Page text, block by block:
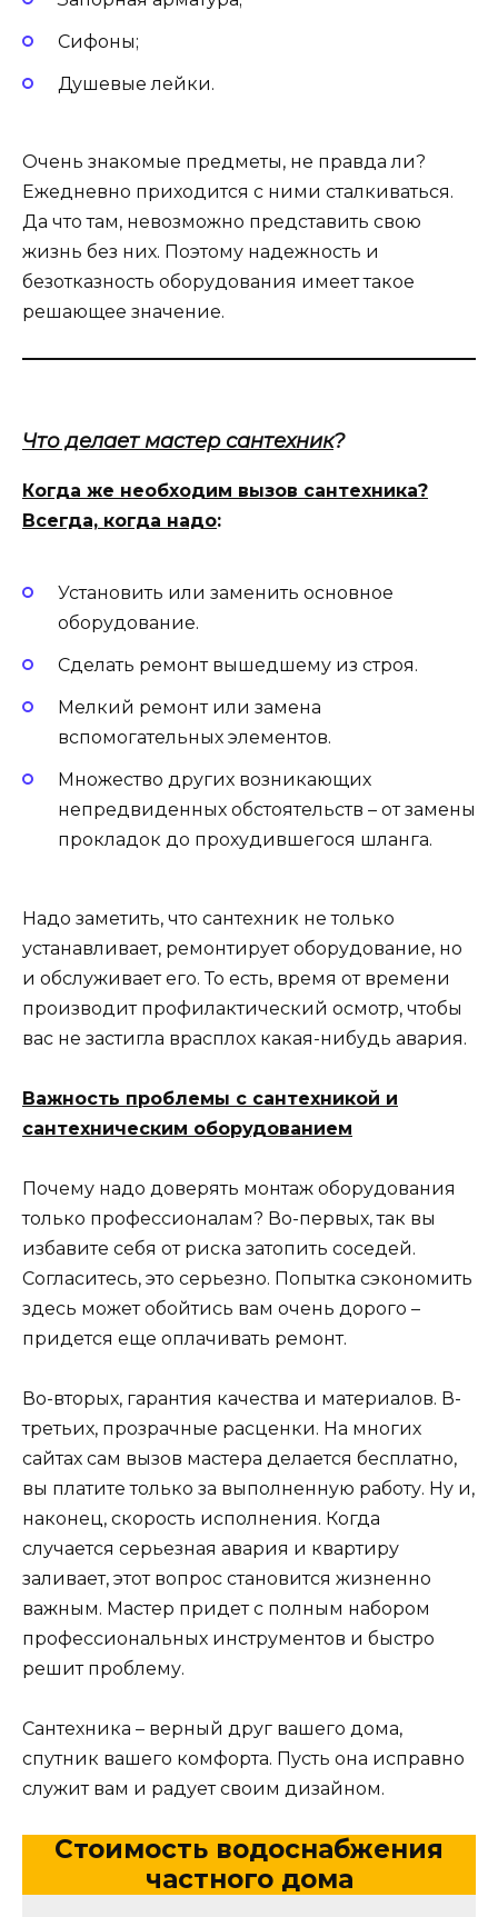
Сифоны;
Душевые лейки.
Очень знакомые предметы, не правда ли?
Ежедневно приходится с ними сталкиваться.
Да что там, невозможно представить свою
жизнь без них. Поэтому надежность и
безотказность оборудования имеет такое
решающее значение.
Что делает мастер сантехник?
Когда же необходим вызов сантехника?
Всегда, когда надо:
Установить или заменить основное
оборудование.
Сделать ремонт вышедшему из строя.
Мелкий ремонт или замена
вспомогательных элементов.
Множество других возникающих
непредвиденных обстоятельств – от замены
прокладок до прохудившегося шланга.
Надо заметить, что сантехник не только
устанавливает, ремонтирует оборудование, но
и обслуживает его. То есть, время от времени
производит профилактический осмотр, чтобы
вас не застигла врасплох какая-нибудь авария.
Важность проблемы с сантехникой и
сантехническим оборудованием
Почему надо доверять монтаж оборудования
только профессионалам? Во-первых, так вы
избавите себя от риска затопить соседей.
Согласитесь, это серьезно. Попытка сэкономить
здесь может обойтись вам очень дорого –
придется еще оплачивать ремонт.
Во-вторых, гарантия качества и материалов. В-
третьих, прозрачные расценки. На многих
сайтах сам вызов мастера делается бесплатно,
вы платите только за выполненную работу. Ну и,
наконец, скорость исполнения. Когда
случается серьезная авария и квартиру
заливает, этот вопрос становится жизненно
важным. Мастер придет с полным набором
профессиональных инструментов и быстро
решит проблему.
Сантехника – верный друг вашего дома,
спутник вашего комфорта. Пусть она исправно
служит вам и радует своим дизайном.
Стоимость водоснабжения
частного дома